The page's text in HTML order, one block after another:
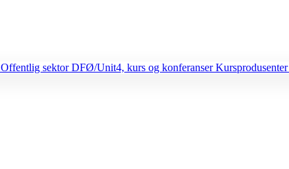
Offentlig sektorDFØ/Unit4, kurs og konferanser Kursprodusenter